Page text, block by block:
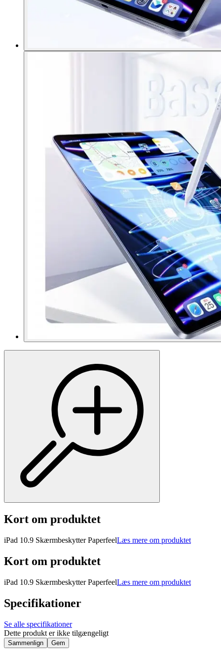
Kort om produktet
iPad 10.9 Skærmbeskytter PaperfeelLæs mere om produktet
Kort om produktet
iPad 10.9 Skærmbeskytter PaperfeelLæs mere om produktet
Specifikationer
Se alle specifikationer
Dette produkt er ikke tilgængeligt
Sammenlign Gem